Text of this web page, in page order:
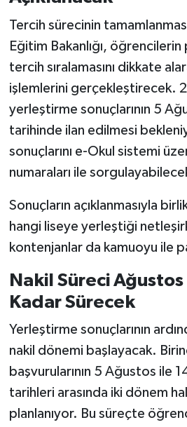
Tercih sürecinin
Eğitim Bakanlığı,
tercih sıralamasını dikkate
işlemlerini gerçekleştirecek.
yerleştirme sonuçlarının 5
tarihinde ilan edilmesi
sonuçlarını e-Okul sistemi
numaraları ile
Sonuçların açıklanmasıyla
hangi liseye yerleştiği
kontenjanlar da kamuoyu ile
Nakil Süreci Ağustos
Kadar Sürecek
Yerleştirme sonuçlarının
nakil dönemi başlayacak.
başvurularının 5 Ağustos ile
tarihleri arasında iki dönem
planlanıyor. Bu süreçte